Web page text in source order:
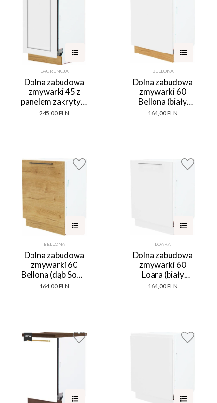
LAURENCJA
Dolna zabudowa
zmywarki 45 z
panelem zakrytym
Laurencja (biały
245,00 PLN
BELLONA
Dolna zabudowa
zmywarki 60
Bellona (biały
połysk/dąb Soma
164,00 PLN
BELLONA
Dolna zabudowa
zmywarki 60
Bellona (dąb Soma
ciemny)
164,00 PLN
LOARA
Dolna zabudowa
zmywarki 60
Loara (biały
połysk)
164,00 PLN